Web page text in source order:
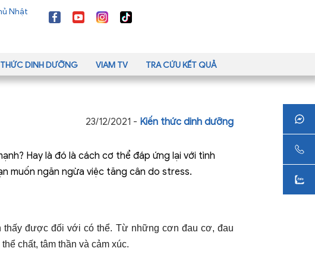
Nhật
THỨC DINH DƯỠNG VIAM TV TRA CỨU KẾT QUẢ
23/12/2021 - Kiến thức dinh dưỡng
Hay là đó là cách cơ thể đáp ứng lại với tình
muốn ngăn ngừa việc tăng cân do stress.
thấy được đối với có thể. Từ những cơn đau cơ, đau
chất, tâm thần và cảm xúc.